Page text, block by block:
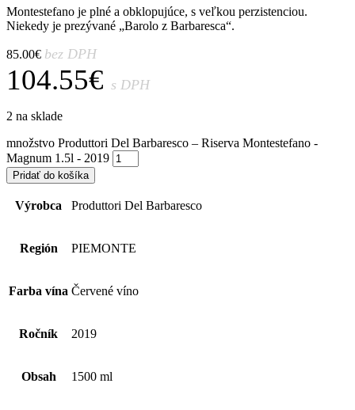
Montestefano je plné a obklopujúce, s veľkou perzistenciou.
Niekedy je prezývané „Barolo z Barbaresca“.
85.00€ bez DPH
104.55€ s DPH
2 na sklade
množstvo Produttori Del Barbaresco – Riserva Montestefano -
Magnum 1.5l - 2019
Pridať do košíka
Výrobca Produttori Del Barbaresco
Región PIEMONTE
Farba vína Červené víno
Ročník 2019
Obsah 1500 ml